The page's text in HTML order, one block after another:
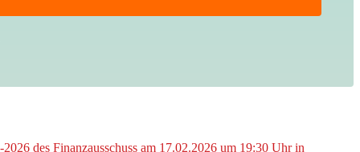
des Finanzausschuss am 17.02.2026 um 19:30 Uhr in